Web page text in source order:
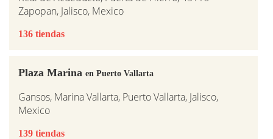
Zapopan, Jalisco, Mexico
136 tiendas
Plaza Marina en Puerto Vallarta
Gansos, Marina Vallarta, Puerto Vallarta, Jalisco,
Mexico
139 tiendas